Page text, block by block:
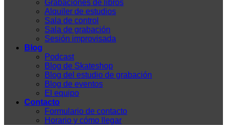
Grabaciones de libros
Alquiler de estudios
Sala de control
Sala de grabación
Sesión improvisada
Blog
Podcast
Blog de Skateshop
Blog del estudio de grabación
Blog de eventos
El equipo
Contacto
Formulario de contacto
Horario y cómo llegar